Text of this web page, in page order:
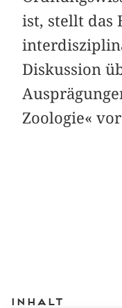
ist, stellt das
Diskussion
Zoologie«
Inhalt